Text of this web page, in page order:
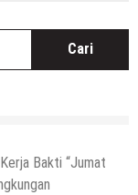
Bakti “Jumat